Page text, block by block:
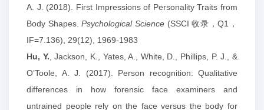
A. J. (2018). First Impressions of Personality Traits from
Body Shapes.Psychological Science (SSCI 收录，Q1，
IF=7.136), 29(12), 1969-1983
Hu, Y. , Jackson, K., Yates, A., White, D., Phillips, P. J., &
O’Toole, A. J. (2017). Person recognition: Qualitative
differences in how forensic face examiners and
untrained people rely on the face versus the body for